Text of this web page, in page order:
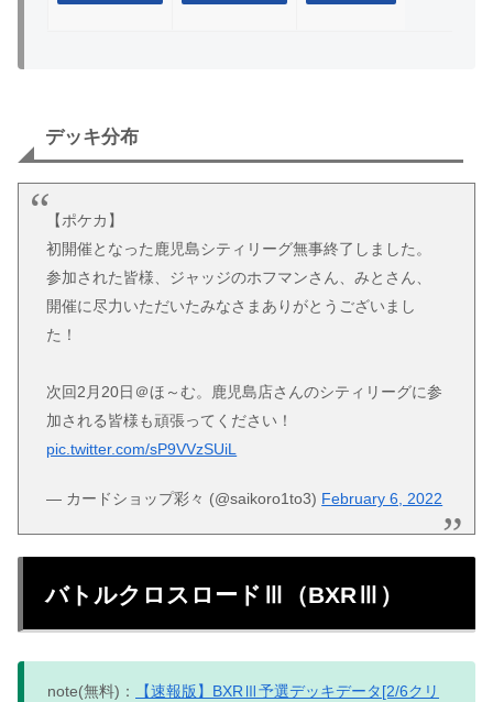
デッキ分布
【ポケカ】
初開催となった鹿児島シティリーグ無事終了しました。
参加された皆様、ジャッジのホフマンさん、みとさん、
開催に尽力いただいたみなさまありがとうございまし
た！
次回2月20日＠ほ～む。鹿児島店さんのシティリーグに参
加される皆様も頑張ってください！
pic.twitter.com/sP9VVzSUiL
— カードショップ彩々 (@saikoro1to3) February 6, 2022
バトルクロスロードⅢ（BXRⅢ）
note(無料)：
【速報版】BXRⅢ予選デッキデータ[2/6クリ